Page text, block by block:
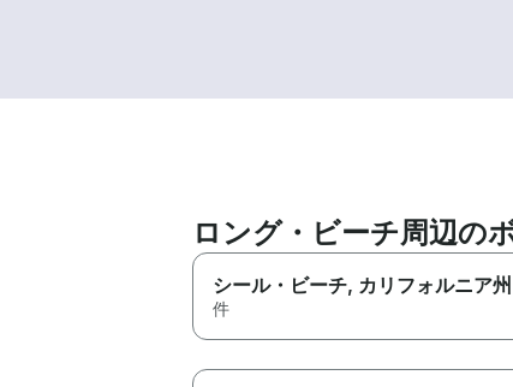
ロング・ビーチ周辺の
シール・ビーチ, カリフォルニア州
件